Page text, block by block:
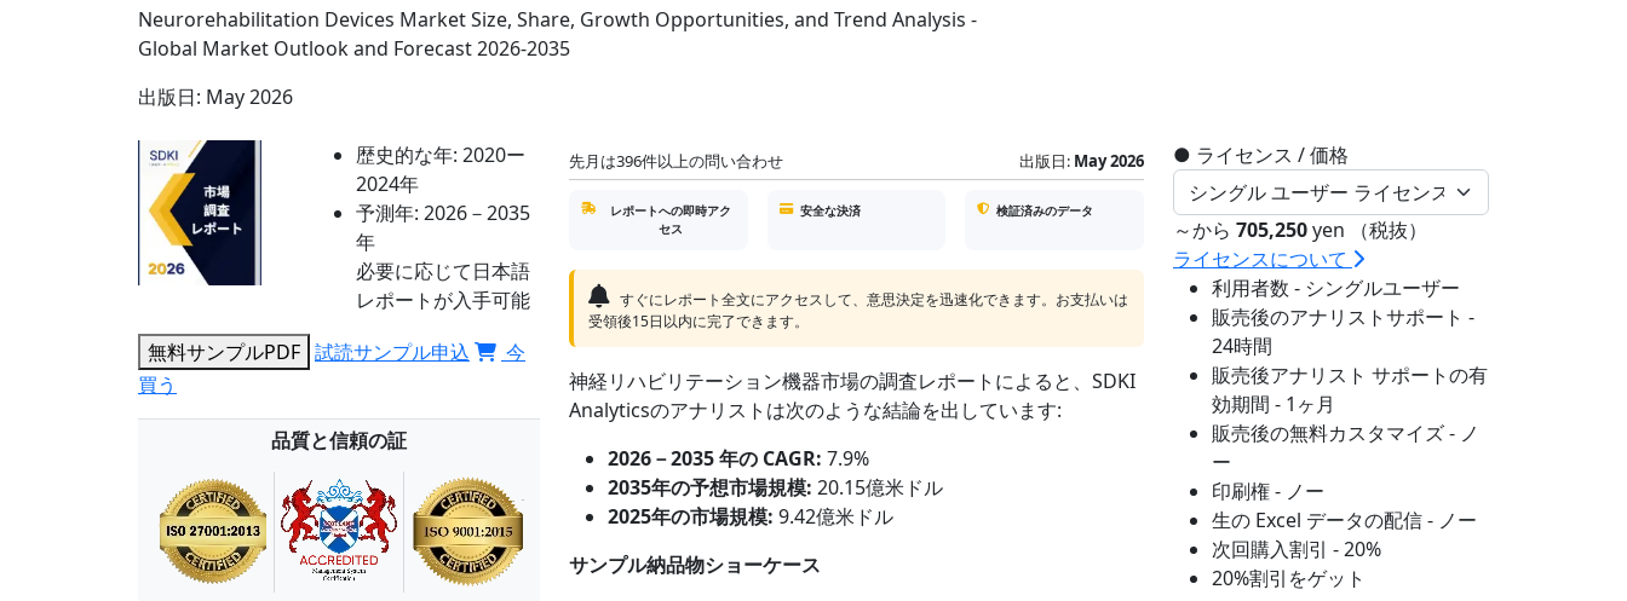
Neurorehabilitation Devices Market Size, Share, Growth Opportunities, and Trend Analysis -
Global Market Outlook and Forecast 2026-2035
出版日: May 2026
歴史的な年: 2020ー
2024年
予測年: 2026－2035
年
必要に応じて日本語
レポートが入手可能
無料サンプルPDF 試読サンプル申込
今
買う
品質と信頼の証
先月は396件以上の問い合わせ 出版日: May 2026
レポートへの即時アク
セス
安全な決済 検証済みのデータ
すぐにレポート全文にアクセスして、意思決定を迅速化できます。お支払いは
受領後15日以内に完了できます。
神経リハビリテーション機器市場の調査レポートによると、SDKI
Analyticsのアナリストは次のような結論を出しています:
2026－2035 年の CAGR: 7.9%
2035年の予想市場規模: 20.15億米ドル
2025年の市場規模: 9.42億米ドル
サンプル納品物ショーケース
● ライセンス / 価格
～から 705,250yen （税抜）
ライセンスについて
利用者数 - シングルユーザー
販売後のアナリストサポート -
24時間
販売後アナリスト サポートの有
効期間 - 1ヶ月
販売後の無料カスタマイズ - ノ
ー
印刷権 - ノー
生の Excel データの配信 - ノー
次回購入割引 - 20%
20%割引をゲット